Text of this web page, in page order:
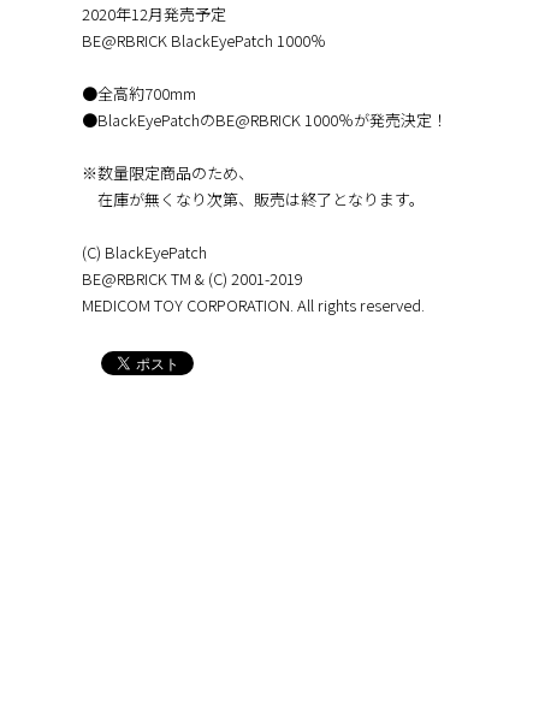
2020年12月発売予定
BE@RBRICK BlackEyePatch 1000％
●全高約700mm
●BlackEyePatchのBE@RBRICK 1000％が発売決定！
※数量限定商品のため、
在庫が無くなり次第、販売は終了となります。
(C) BlackEyePatch
BE@RBRICK TM & (C) 2001-2019
MEDICOM TOY CORPORATION. All rights reserved.